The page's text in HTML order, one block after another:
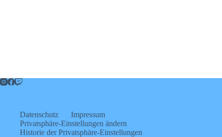
Datenschutz
Impressum
Privatsphäre-Einstellungen ändern
Historie der Privatsphäre-Einstellungen